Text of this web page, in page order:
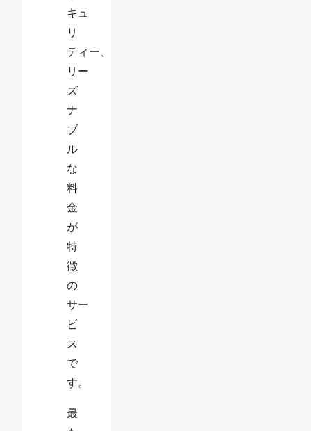
キュ
リ
ティー、
リー
ズ
ナ
ブ
ル
な
料
金
が
特
徴
の
サー
ビ
ス
で
す。
最